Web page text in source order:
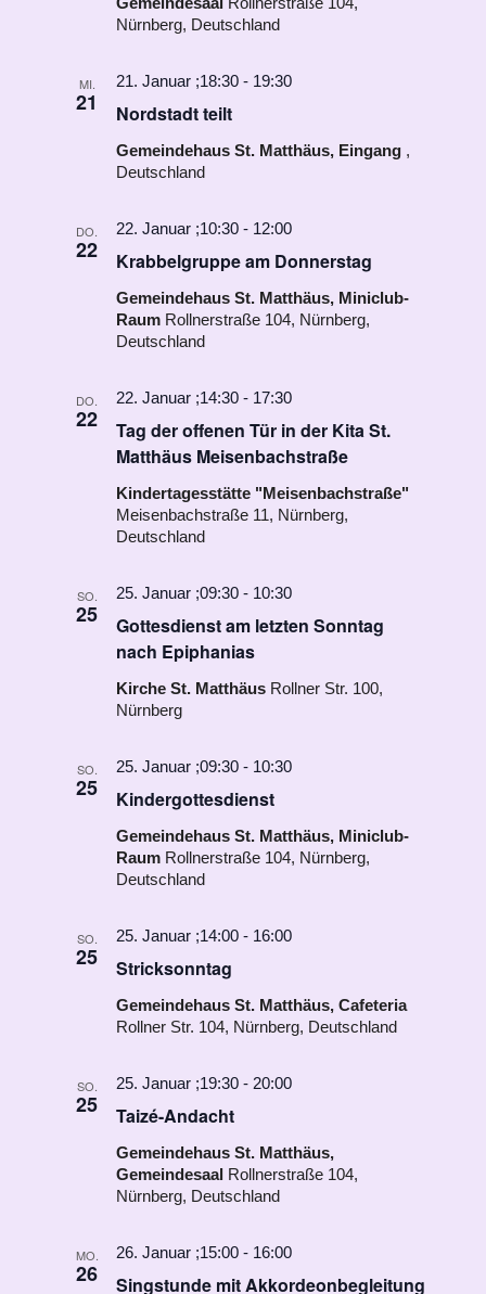
Nürnberg, Deutschland
MI.
21 Nordstadt teilt
21. Januar ;18:30 - 19:30
Gemeindehaus St. Matthäus, Eingang ,
Deutschland
DO.
22 Krabbelgruppe am Donnerstag
22. Januar ;10:30 - 12:00
Gemeindehaus St. Matthäus, Miniclub-
Raum Rollnerstraße 104, Nürnberg,
Deutschland
DO.
22
Tag der offenen Tür in der Kita St.
Matthäus Meisenbachstraße
22. Januar ;14:30 - 17:30
Kindertagesstätte "Meisenbachstraße"
Meisenbachstraße 11, Nürnberg,
Deutschland
SO.
25
Gottesdienst am letzten Sonntag
nach Epiphanias
25. Januar ;09:30 - 10:30
Kirche St. Matthäus Rollner Str. 100,
Nürnberg
SO.
25 Kindergottesdienst
25. Januar ;09:30 - 10:30
Gemeindehaus St. Matthäus, Miniclub-
Raum Rollnerstraße 104, Nürnberg,
Deutschland
SO.
25 Stricksonntag
25. Januar ;14:00 - 16:00
Gemeindehaus St. Matthäus, Cafeteria
Rollner Str. 104, Nürnberg, Deutschland
SO.
25 Taizé-Andacht
25. Januar ;19:30 - 20:00
Gemeindehaus St. Matthäus,
Gemeindesaal Rollnerstraße 104,
Nürnberg, Deutschland
MO.
26 Singstunde mit Akkordeonbegleitung
26. Januar ;15:00 - 16:00